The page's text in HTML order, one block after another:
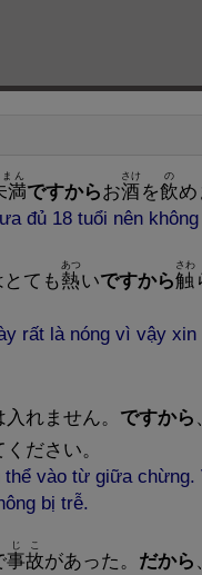
満
ん
ですからお酒
さけ
を飲
の
め
đủ 18 tuổi nên
とても熱
あつ
いですから触
さわ
rất là nóng vì vậy
入 れません。 ですから
ください。
thể vào từ giữa chừng.
bị trễ.
事故
じこ
があった。 だから